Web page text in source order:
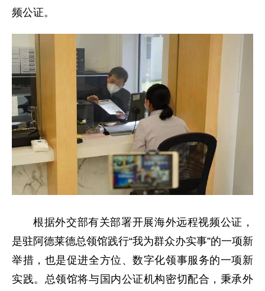
频公证。
根据外交部有关部署开展海外远程视频公证，
是驻阿德莱德总领馆践行“我为群众办实事”的一项新
举措，也是促进全方位、数字化领事服务的一项新
实践。总领馆将与国内公证机构密切配合，秉承外